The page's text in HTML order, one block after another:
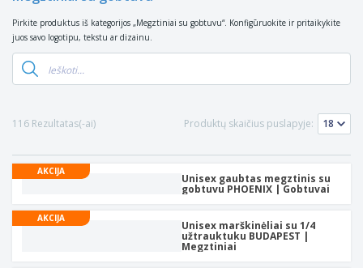
Pirkite produktus iš kategorijos „Megztiniai su gobtuvu“. Konfigūruokite ir pritaikykite
juos savo logotipu, tekstu ar dizainu.
116 Rezultatas(-ai) Produktų skaičius puslapyje:
AKCIJA
Unisex gaubtas megztinis su
gobtuvu PHOENIX | Gobtuvai
AKCIJA
Unisex marškinėliai su 1/4
užtrauktuku BUDAPEST |
Megztiniai